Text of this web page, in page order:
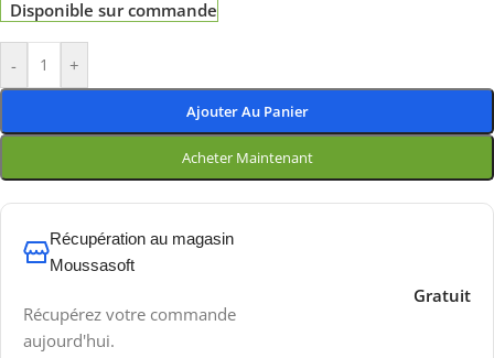
Disponible sur commande
- +
Ajouter Au Panier
Acheter Maintenant
Récupération au magasin
Moussasoft
Récupérez votre commande
aujourd'hui.
Gratuit